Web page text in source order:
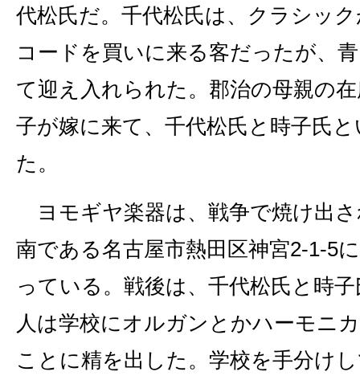
代松氏だ。千代松氏は、クラシッ
コードを買いに来る客だったが、
て迎え入れられた。郡治の母親の
子が嫁に来て、千代松氏と時子氏
た。
ヨモギヤ楽器は、戦争で焼け出
南である名古屋市熱田区神宮2‐1‐5
っている。戦後は、千代松氏と時
人は学校にオルガンとかハーモニ
ことに精を出した。学校を手分け